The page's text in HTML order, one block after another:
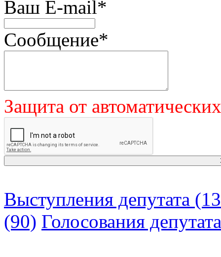
Ваш E-mail*
Сообщение*
Защита от
Выступления депутата
(90) Голосования депутата